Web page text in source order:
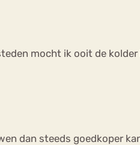
mocht ik ooit de
dan steeds goedkoper